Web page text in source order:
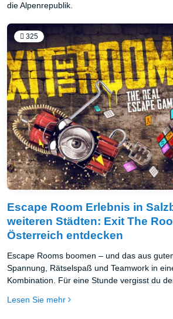
die Alpenrepublik.
325
Escape Room Erlebnis in
weiteren Städten: Exit The
Österreich entdecken
Escape Rooms boomen – und das aus
Spannung, Rätselspaß und Teamwork in
Kombination. Für eine Stunde vergisst du
Abenteuers. Kein Wunder also, dass Escape
Lesen Sie mehr